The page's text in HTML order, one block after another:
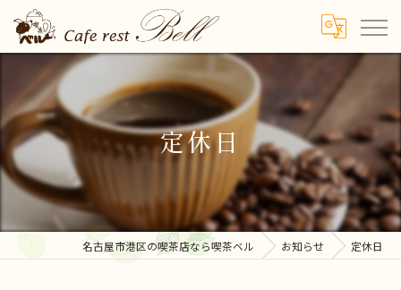
定休日
名古屋市港区の喫茶店なら喫茶ベル お知らせ 定休日